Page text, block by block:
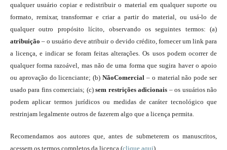
qualquer usuário copiar e redistribuir o material em qualquer suporte ou
formato, remixar, transformar e criar a partir do material, ou usá-lo de
qualquer outro propósito lícito, observando os seguintes termos: (a)
atribuição – o usuário deve atribuir o devido crédito, fornecer um link para
a licença, e indicar se foram feitas alterações. Os usos podem ocorrer de
qualquer forma razoável, mas não de uma forma que sugira haver o apoio
ou aprovação do licenciante; (b)NãoComercial – o material não pode ser
usado para fins comerciais; (c)sem restrições adicionais – os usuários não
podem aplicar termos jurídicos ou medidas de caráter tecnológico que
restrinjam legalmente outros de fazerem algo que a licença permita.
Recomendamos aos autores que, antes de submeterem os manuscritos,
acessem os termos completos da licença (clique aqui).